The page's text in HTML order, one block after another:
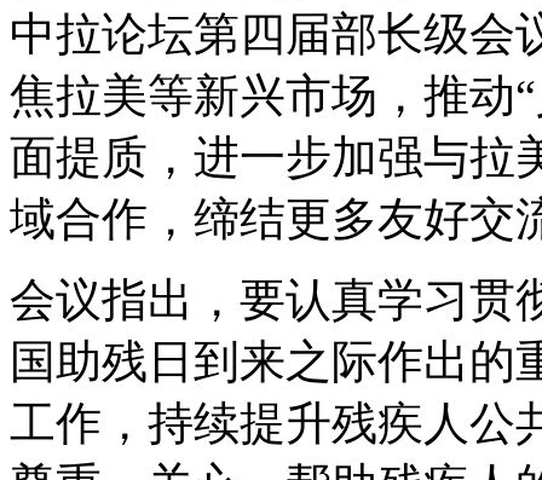
中拉论坛第四届部长级会
焦拉美等新兴市场，推动
面提质，进一步加强与拉
域合作，缔结更多友好交
会议指出，要认真学习贯
国助残日到来之际作出的
工作，持续提升残疾人公